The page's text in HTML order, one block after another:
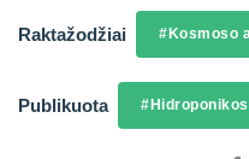
Raktažodžiai #Kosmoso
Publikuota